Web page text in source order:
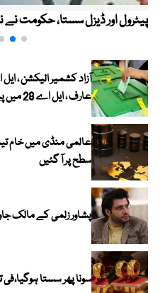
پیٹرول اور ڈیزل سستا، حکومت نے
عارف ، ایل اے 28 میں پیپلز پارٹی کے بازل نقوی کامیاب
عالمی منڈی میں خام
سطح پر آ گئیں
پشاور زلمی کے مالک
سونا پھر سستا